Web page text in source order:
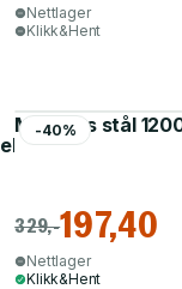
Nettlager
Klikk&Hent
-40%
Matboks stål
329,-197,40
Nettlager
Klikk&Hent